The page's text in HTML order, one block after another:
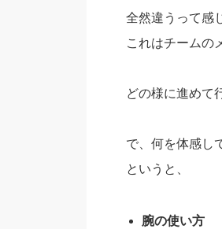
全然違うって感
これはチームの
どの様に進めて
で、何を体感し
というと、
腕の使い方